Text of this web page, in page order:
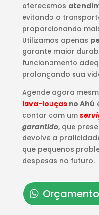
oferecemos
evitando o
proporcionando
Utilizamos apenas
garante maior
funcionamento
prolongando sua
Agende agora
lava-louçasno Ahú
contar com um
garantido, que
devolve a
que pequenos
despesas no futuro.